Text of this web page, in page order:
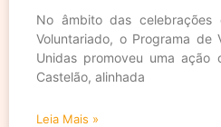
No âmbito das celebrações
Voluntariado, o Programa de
Unidas promoveu uma ação
Castelão, alinhada
Leia Mais »